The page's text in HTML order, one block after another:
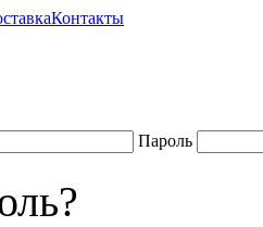
Контакты
Пароль